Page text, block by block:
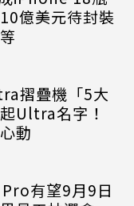
億美元待封裝
摺疊機「5大
Ultra名字！
動
有望9月9日